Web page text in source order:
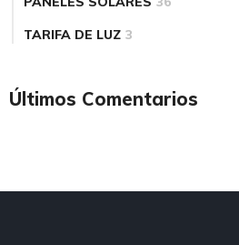
TARIFA DE LUZ 3
Últimos Comentarios